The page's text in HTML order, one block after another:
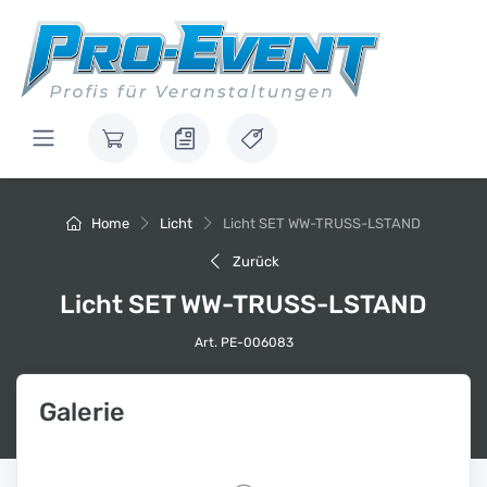
Home Licht Licht SET WW-TRUSS-LSTAND
Zurück
Licht SET WW-TRUSS-LSTAND
Art. PE-006083
Galerie